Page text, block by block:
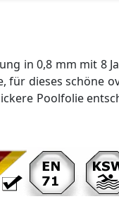
in 0,8 mm mit 8
dieses schöne
Poolfolie